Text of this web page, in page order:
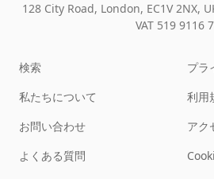
128 City Road, London, EC1V 2NX,
VAT 519 9116
検索
私たちについて
お問い合わせ
よくある質問
プラ
利用
アク